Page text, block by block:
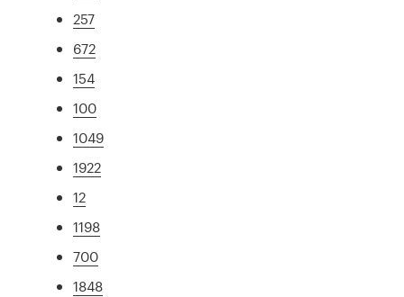
257
672
154
100
1049
1922
12
1198
700
1848